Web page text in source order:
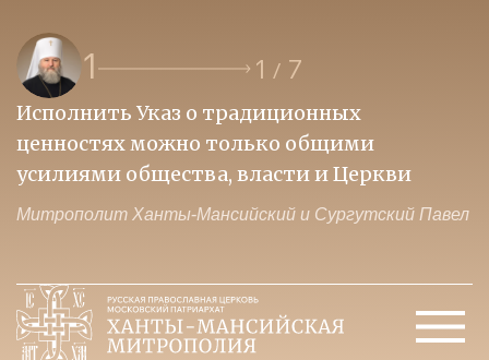
1 1 / 7
Исполнить Указ о традиционных
ценностях можно только общими
усилиями общества, власти и Церкви
Митрополит Ханты-Мансийский и Сургутский Павел